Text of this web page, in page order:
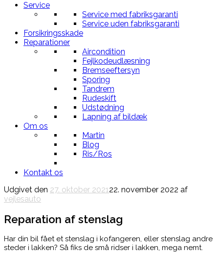
Service
Service med fabriksgaranti
Service uden fabriksgaranti
Forsikringsskade
Reparationer
Aircondition
Fejlkodeudlæsning
Bremseeftersyn
Sporing
Tandrem
Rudeskift
Udstødning
Lapning af bildæk
Om os
Martin
Blog
Ris/Ros
Kontakt os
Udgivet den 27. oktober 202122. november 2022 af
vejlesauto
Reparation af stenslag
Har din bil fået et stenslag i kofangeren, eller stenslag andre
steder i lakken? Så fiks de små ridser i lakken, mega nemt.